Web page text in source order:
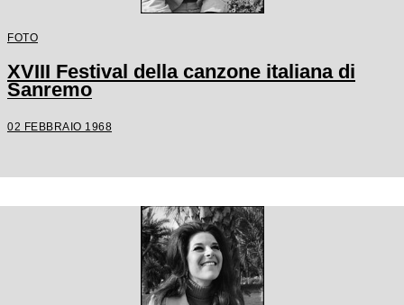
FOTO
XVIII Festival della canzone italiana di
Sanremo
02 FEBBRAIO 1968